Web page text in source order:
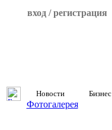
вход / регистрация
Новости Бизнес
Фотогалерея